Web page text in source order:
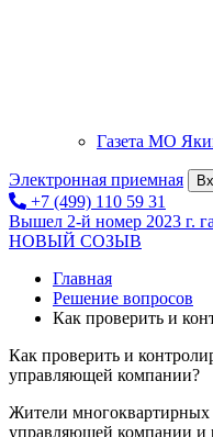
Газета МО
Электронная приемная
+7 (499) 110 59 31
Вышел 2-й номер 2023 г.
НОВЫЙ СОЗЫВ
Главная
Решение вопросов
Как проверить и
Как проверить и
управляющей компании?
Жители многоквартирных
управляющей компании и